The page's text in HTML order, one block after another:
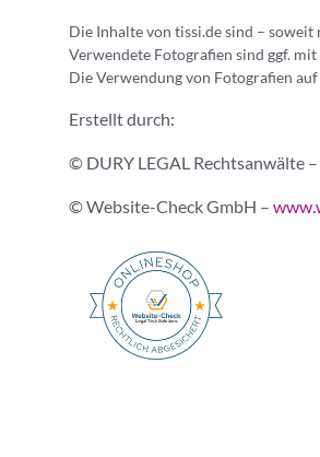
Die Inhalte von tissi.de sind –
Verwendete Fotografien sind ggf.
Die Verwendung von Fotografien
Erstellt durch:
© DURY LEGAL Rechtsanwälte –
© Website-Check GmbH –